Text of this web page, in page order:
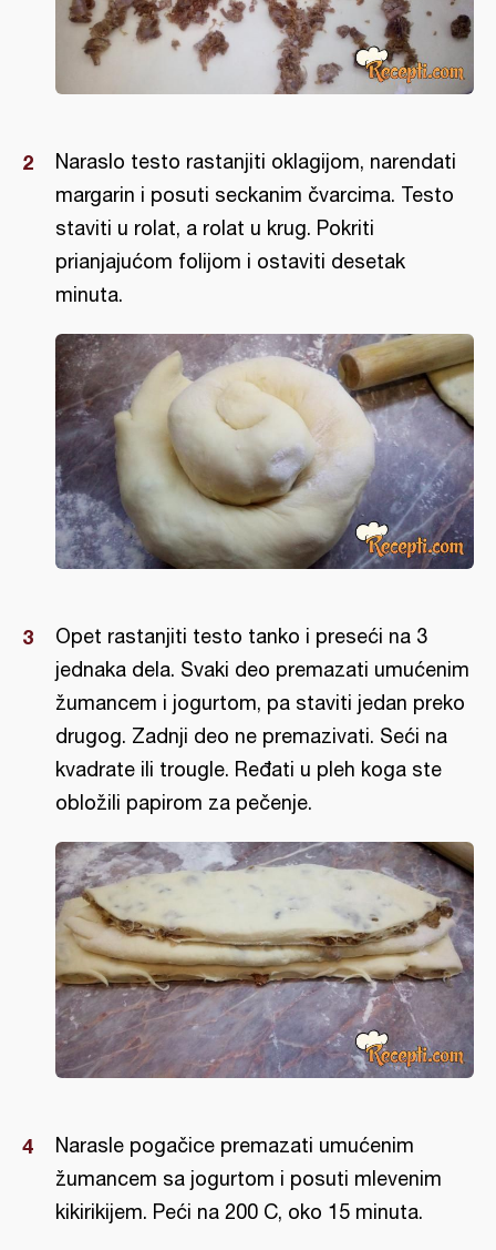
Naraslo testo rastanjiti oklagijom, narendati
margarin i posuti seckanim čvarcima. Testo
staviti u rolat, a rolat u krug. Pokriti
prianjajućom folijom i ostaviti desetak
minuta.
Opet rastanjiti testo tanko i preseći na 3
jednaka dela. Svaki deo premazati umućenim
žumancem i jogurtom, pa staviti jedan preko
drugog. Zadnji deo ne premazivati. Seći na
kvadrate ili trougle. Ređati u pleh koga ste
obložili papirom za pečenje.
Narasle pogačice premazati umućenim
žumancem sa jogurtom i posuti mlevenim
kikirikijem. Peći na 200 C, oko 15 minuta.